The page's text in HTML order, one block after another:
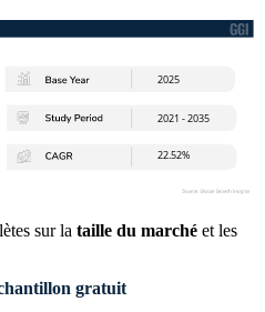
sur la taille du marché et les
gratuit